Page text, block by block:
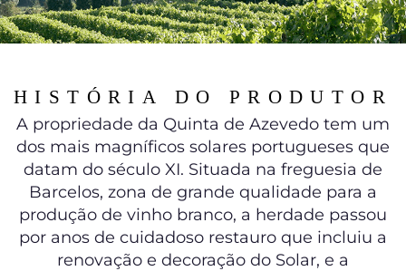
HISTÓRIA DO PRODUTOR
A propriedade da Quinta de Azevedo tem um
dos mais magníficos solares portugueses que
datam do século XI. Situada na freguesia de
Barcelos, zona de grande qualidade para a
produção de vinho branco, a herdade passou
por anos de cuidadoso restauro que incluiu a
renovação e decoração do Solar, e a